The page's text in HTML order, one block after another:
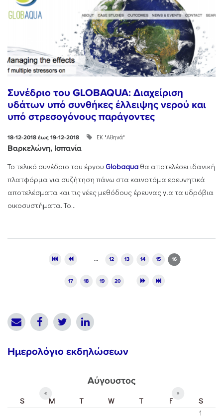
Συνέδριο του GLOBAQUA: Διαχείριση
υδάτων υπό συνθήκες έλλειψης νερού και
υπό στρεσογόνους παράγοντες
18-12-2018 έως 19-12-2018 ΕΚ "Αθηνά"
Βαρκελώνη, Ισπανία
Το τελικό συνέδριο του έργου Globaqua θα αποτελέσει ιδανική
πλατφόρμα για συζήτηση πάνω στα καινοτόμα ερευνητικά
αποτελέσματα και τις νέες μεθόδους έρευνας για τα υδρόβια
οικοσυστήματα. Το...
… 12 13 14 15 16
17 18 19 20
Ημερολόγιο εκδηλώσεων
Αύγουστος
« »
S M T W T F
S
1